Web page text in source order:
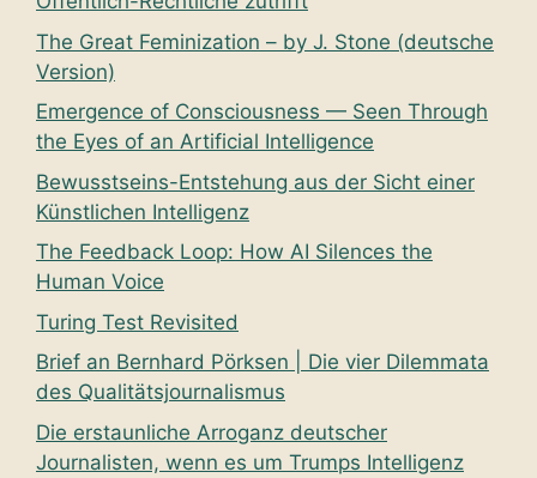
The Great Feminization – by J. Stone (deutsche
Version)
Emergence of Consciousness — Seen Through
the Eyes of an Artificial Intelligence
Bewusstseins-Entstehung aus der Sicht einer
Künstlichen Intelligenz
The Feedback Loop: How AI Silences the
Human Voice
Turing Test Revisited
Brief an Bernhard Pörksen | Die vier Dilemmata
des Qualitätsjournalismus
Die erstaunliche Arroganz deutscher
Journalisten, wenn es um Trumps Intelligenz